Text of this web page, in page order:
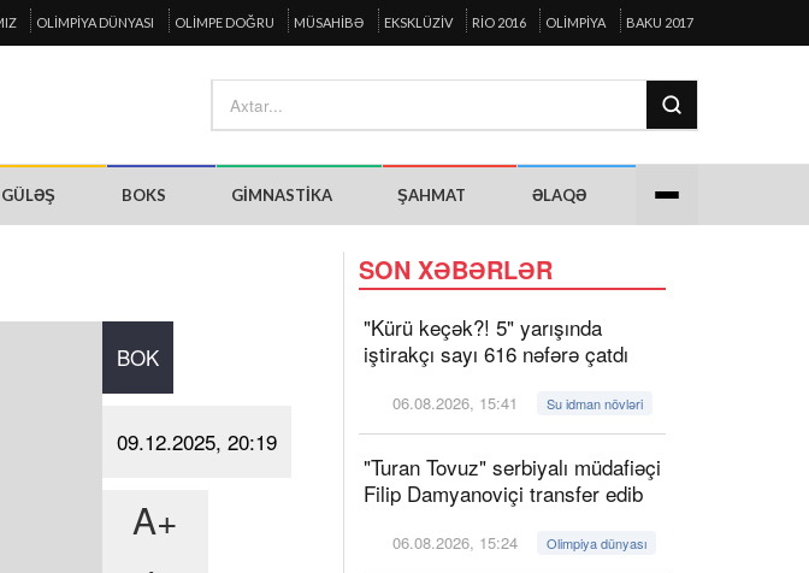
OLIMPIYA DÜNYASI OLIMPE DOĞRU MÜSAHIBƏ EKSKLÜZIV RIO 2016 OLIMPIYA BAKU 2017
GÜLƏŞ BOKS GIMNASTIKA ŞAHMAT ƏLAQƏ
BOK
09.12.2025, 20:19
A+
SON XƏBƏRLƏR
"Kürü keçək?! 5" yarışında
iştirakçı sayı 616 nəfərə çatdı
06.08.2026, 15:41 Su idman növləri
"Turan Tovuz" serbiyalı müdafiəçi
Filip Damyanoviçi transfer edib
06.08.2026, 15:24 Olimpiya dünyası